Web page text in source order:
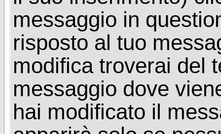
messaggio in
risposto al tuo
modifica troverai del
messaggio dove
hai modificato il